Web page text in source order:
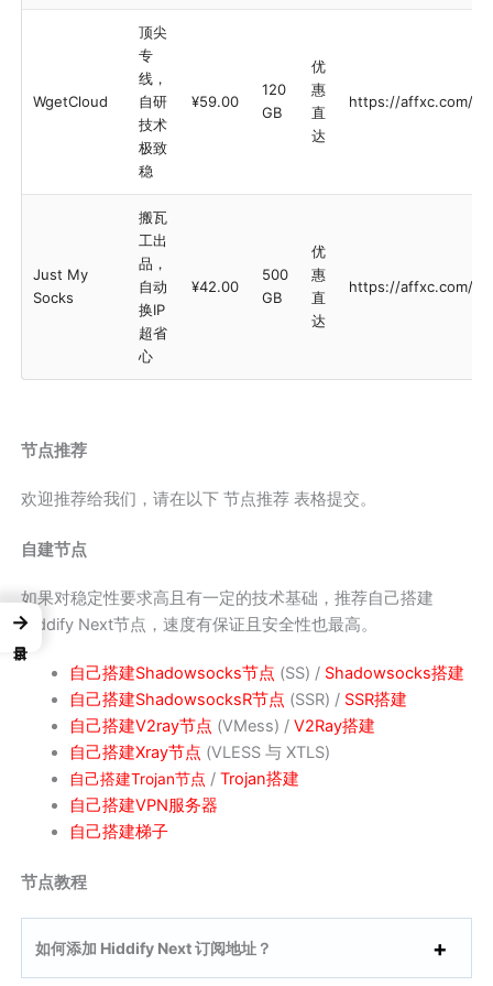
WgetCloud
顶尖
专
线，
自研
技术
极致
稳
¥59.00
120
GB
优
惠
直
达
https://affxc.com/
Just My
Socks
搬瓦
工出
品，
自动
换IP
超省
心
¥42.00
500
GB
优
惠
直
达
https://affxc.com/
节点推荐
欢迎推荐给我们，请在以下 节点推荐 表格提交。
自建节点
如果对稳定性要求高且有一定的技术基础，推荐自己搭建
Hiddify Next节点，速度有保证且安全性也最高。
自己搭建Shadowsocks节点 (SS) / Shadowsocks搭建
自己搭建ShadowsocksR节点 (SSR) / SSR搭建
自己搭建V2ray节点 (VMess) / V2Ray搭建
自己搭建Xray节点 (VLESS 与 XTLS)
自己搭建Trojan节点 / Trojan搭建
自己搭建VPN服务器
自己搭建梯子
节点教程
如何添加 Hiddify Next 订阅地址？
→